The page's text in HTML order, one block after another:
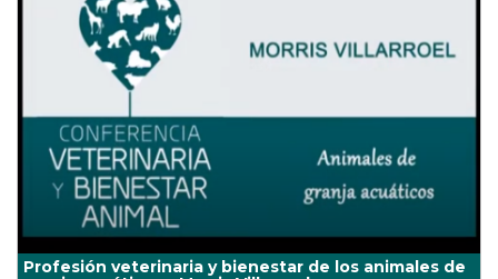
Profesión veterinaria y bienestar de los animales de